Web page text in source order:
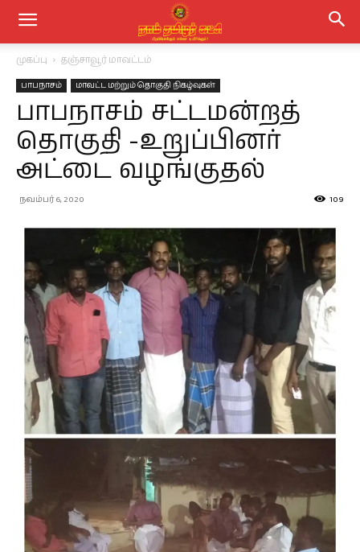
முகப்பு தஞ்சாவூர் மாவட்டம்
பாபநாசம் மாவட்ட மற்றும் தொகுதி நிகழ்வுகள்
பாபநாசம் சட்டமன்றத்
தொகுதி -உறுப்பினர்
அட்டை வழங்குதல்
நவம்பர் 6, 2020 109